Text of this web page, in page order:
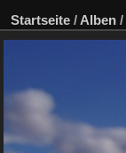
Startseite / Alben /